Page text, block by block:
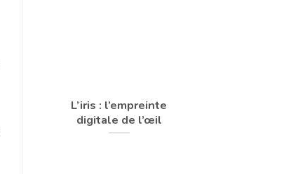
L’iris : l’empreinte
digitale de l’œil